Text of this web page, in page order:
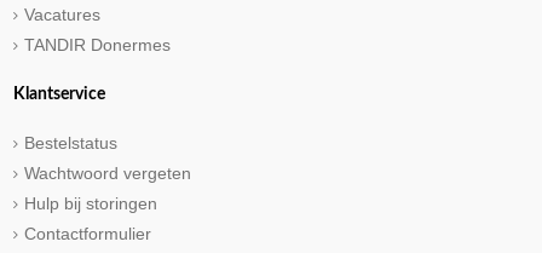
Vacatures
TANDIR Donermes
Klantservice
Bestelstatus
Wachtwoord vergeten
Hulp bij storingen
Contactformulier